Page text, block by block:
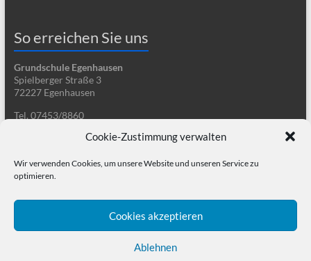
Cookie-Zustimmung verwalten
Wir verwenden Cookies, um unsere Website und unseren Service zu
optimieren.
Cookies akzeptieren
Ablehnen
So erreichen Sie uns
Grundschule Egenhausen
Spielberger Straße 3
72227 Egenhausen
Tel. 07453/8860